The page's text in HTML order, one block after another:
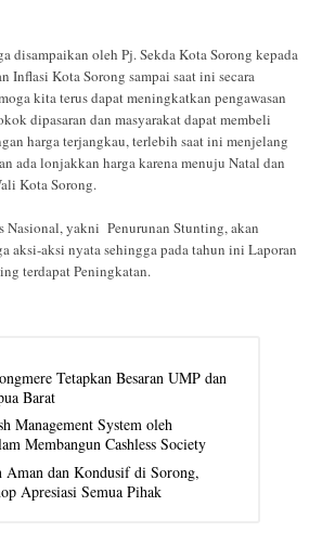
disampaikan oleh Pj. Sekda Kota Sorong kepada
Inflasi Kota Sorong sampai saat ini secara
kita terus dapat meningkatkan pengawasan
dipasaran dan masyarakat dapat membeli
harga terjangkau, terlebih saat ini menjelang
ada lonjakkan harga karena menuju Natal dan
Kota Sorong.
Nasional, yakni Penurunan Stunting, akan
aksi-aksi nyata sehingga pada tahun ini Laporan
terdapat Peningkatan.
Tetapkan Besaran UMP dan
Barat
Management System oleh
Membangun Cashless Society
Aman dan Kondusif di Sorong,
Apresiasi Semua Pihak